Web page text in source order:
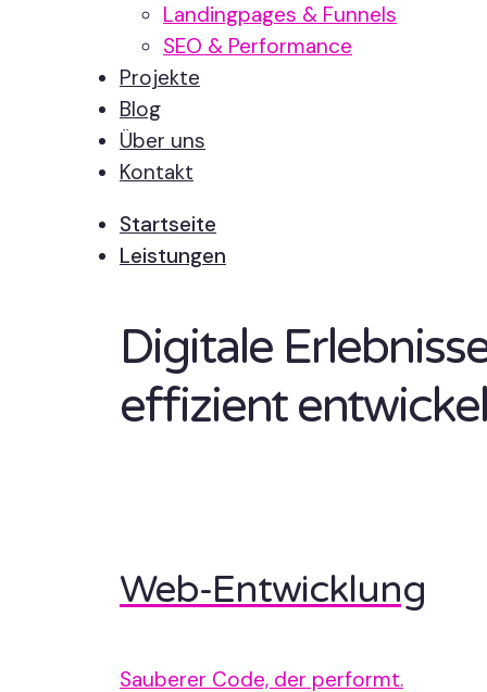
Landingpages & Funnels
SEO & Performance
Projekte
Blog
Über uns
Kontakt
Startseite
Leistungen
Digitale
effizient
Web-Entwicklung
Sauberer Code, der performt.